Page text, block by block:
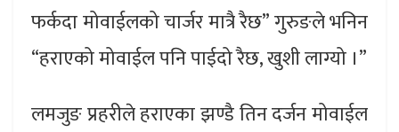
फर्कदा मोवाईलको चार्जर मात्रै रैछ” गुरुङले भनिन
“हराएको मोवाईल पनि पाईदो रैछ, खुशी लाग्यो ।”
लमजुङ प्रहरीले हराएका झण्डै तिन दर्जन मोवाईल